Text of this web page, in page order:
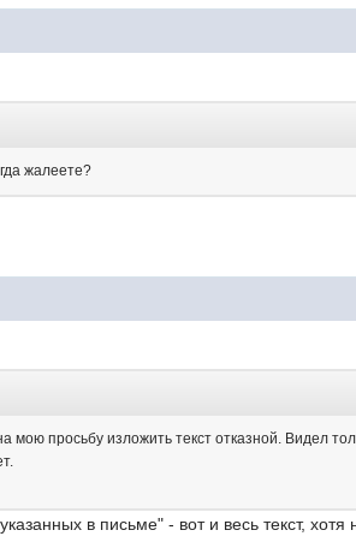
жалеете?
просьбу изложить текст отказной. Видел
в письме" - вот и весь текст, хотя